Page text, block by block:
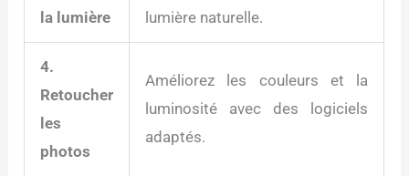
la lumière
lumière naturelle.
4.
Retoucher
les
photos
Améliorez les couleurs et la
luminosité avec des logiciels
adaptés.